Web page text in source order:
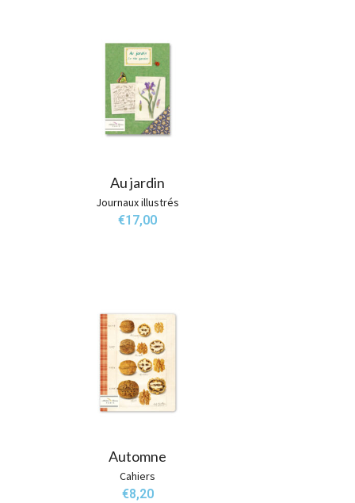
Au jardin
Journaux illustrés
€17,00
Automne
Cahiers
€8,20